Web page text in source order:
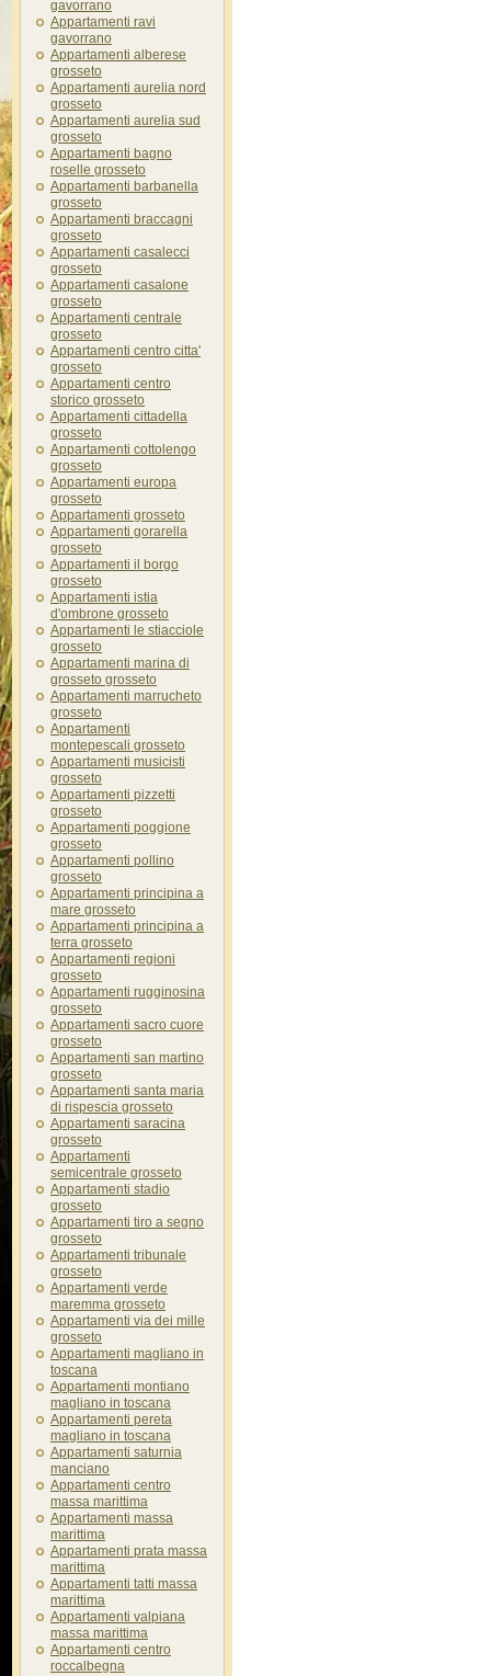
gavorrano
Appartamenti ravi
gavorrano
Appartamenti alberese
grosseto
Appartamenti aurelia nord
grosseto
Appartamenti aurelia sud
grosseto
Appartamenti bagno
roselle grosseto
Appartamenti barbanella
grosseto
Appartamenti braccagni
grosseto
Appartamenti casalecci
grosseto
Appartamenti casalone
grosseto
Appartamenti centrale
grosseto
Appartamenti centro citta'
grosseto
Appartamenti centro
storico grosseto
Appartamenti cittadella
grosseto
Appartamenti cottolengo
grosseto
Appartamenti europa
grosseto
Appartamenti grosseto
Appartamenti gorarella
grosseto
Appartamenti il borgo
grosseto
Appartamenti istia
d'ombrone grosseto
Appartamenti le stiacciole
grosseto
Appartamenti marina di
grosseto grosseto
Appartamenti marrucheto
grosseto
Appartamenti
montepescali grosseto
Appartamenti musicisti
grosseto
Appartamenti pizzetti
grosseto
Appartamenti poggione
grosseto
Appartamenti pollino
grosseto
Appartamenti principina a
mare grosseto
Appartamenti principina a
terra grosseto
Appartamenti regioni
grosseto
Appartamenti rugginosina
grosseto
Appartamenti sacro cuore
grosseto
Appartamenti san martino
grosseto
Appartamenti santa maria
di rispescia grosseto
Appartamenti saracina
grosseto
Appartamenti
semicentrale grosseto
Appartamenti stadio
grosseto
Appartamenti tiro a segno
grosseto
Appartamenti tribunale
grosseto
Appartamenti verde
maremma grosseto
Appartamenti via dei mille
grosseto
Appartamenti magliano in
toscana
Appartamenti montiano
magliano in toscana
Appartamenti pereta
magliano in toscana
Appartamenti saturnia
manciano
Appartamenti centro
massa marittima
Appartamenti massa
marittima
Appartamenti prata massa
marittima
Appartamenti tatti massa
marittima
Appartamenti valpiana
massa marittima
Appartamenti centro
roccalbegna